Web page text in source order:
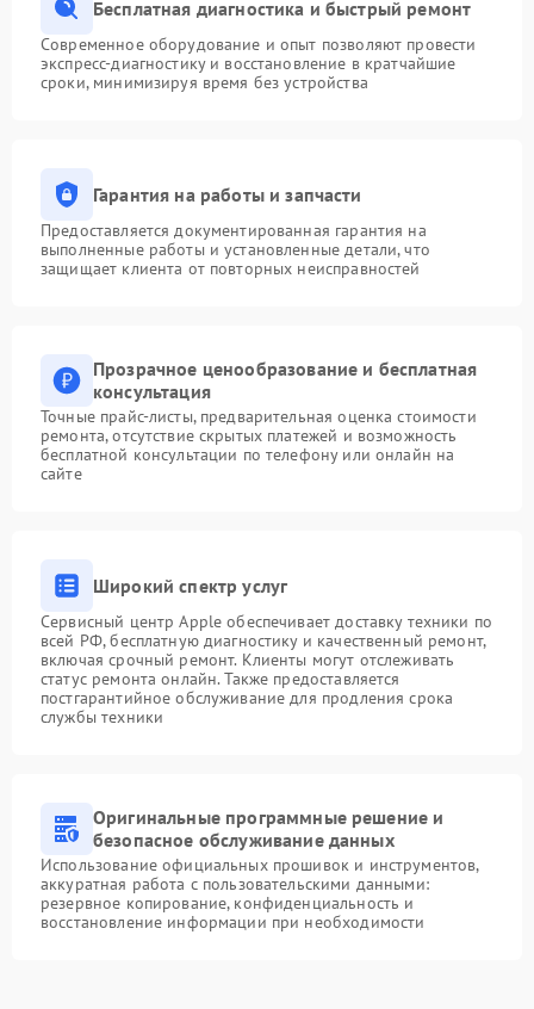
Бесплатная диагностика и быстрый ремонт
Современное оборудование и опыт позволяют провести
экспресс-диагностику и восстановление в кратчайшие
сроки, минимизируя время без устройства
Гарантия на работы и запчасти
Предоставляется документированная гарантия на
выполненные работы и установленные детали, что
защищает клиента от повторных неисправностей
Прозрачное ценообразование и бесплатная
консультация
Точные прайс-листы, предварительная оценка стоимости
ремонта, отсутствие скрытых платежей и возможность
бесплатной консультации по телефону или онлайн на
сайте
Широкий спектр услуг
Сервисный центр Apple обеспечивает доставку техники по
всей РФ, бесплатную диагностику и качественный ремонт,
включая срочный ремонт. Клиенты могут отслеживать
статус ремонта онлайн. Также предоставляется
постгарантийное обслуживание для продления срока
службы техники
Оригинальные программные решение и
безопасное обслуживание данных
Использование официальных прошивок и инструментов,
аккуратная работа с пользовательскими данными:
резервное копирование, конфиденциальность и
восстановление информации при необходимости